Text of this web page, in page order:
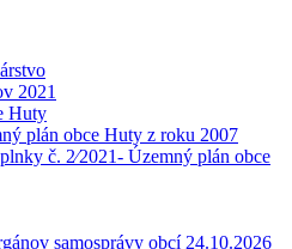
2021
Huty
plán obce Huty z roku 2007
č. 2⁄2021- Územný plán obce
samosprávy obcí 24.10.2026